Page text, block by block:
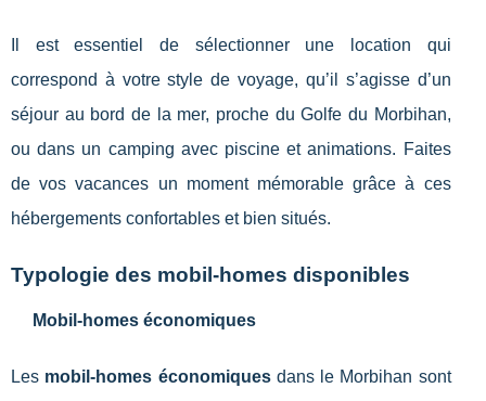
Il est essentiel de sélectionner une location qui
correspond à votre style de voyage, qu’il s’agisse d’un
séjour au bord de la mer, proche du Golfe du Morbihan,
ou dans un camping avec piscine et animations. Faites
de vos vacances un moment mémorable grâce à ces
hébergements confortables et bien situés.
Typologie des mobil-homes disponibles
Mobil-homes économiques
Les mobil-homes économiquesdans le Morbihan sont